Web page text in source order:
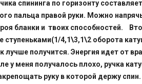
спининга по горизонту
пальца правой руки. Можно
бланки и твоих способностей.
4,1\3,1\2 оборота
лучше получится. Энергия идет от
у меня получалось плохо, ручка
руку в которой держу спин.